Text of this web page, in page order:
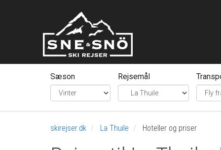
Sæson Rejsemål
skirejser.dk La Thuile Hoteller og priser